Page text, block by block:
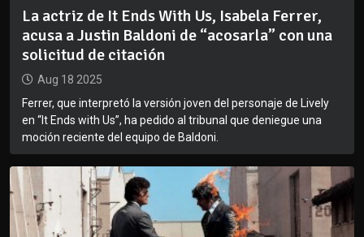
La actriz de It Ends With Us, Isabela Ferrer,
acusa a Justin Baldoni de “acosarla” con una
solicitud de citación
Aug 18 2025
Ferrer, que interpretó la versión joven del personaje de Lively
en “It Ends with Us”, ha pedido al tribunal que deniegue una
moción reciente del equipo de Baldoni.